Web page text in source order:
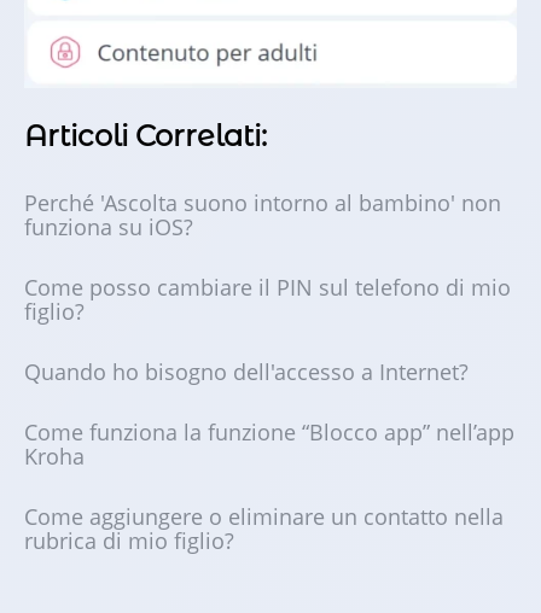
Articoli Correlati:
Perché 'Ascolta suono intorno al bambino' non
funziona su iOS?
Come posso cambiare il PIN sul telefono di mio
figlio?
Quando ho bisogno dell'accesso a Internet?
Come funziona la funzione “Blocco app” nell’app
Kroha
Come aggiungere o eliminare un contatto nella
rubrica di mio figlio?